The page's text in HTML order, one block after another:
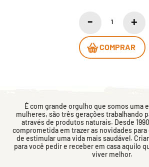
COMPRAR
É com grande orgulho que somos uma
mulheres, são três gerações trabalhando
através de produtos naturais. Desde
comprometida em trazer as novidades para
de estimular uma vida mais saudável.
para você pedir e receber em casa aquilo
viver melhor.